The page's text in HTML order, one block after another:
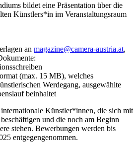
bildet eine Präsentation über die
Künstlers*in im Veranstaltungsraum
an magazine@camera-austria.at,
(max. 15 MB), welches
Werdegang, ausgewählte
beinhaltet
Künstler*innen, die sich mit
und die noch am Beginn
stehen. Bewerbungen werden bis
entgegengenommen.